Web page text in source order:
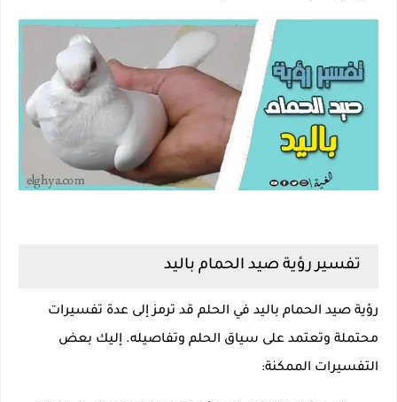
تفسير رؤية صيد الحمام باليد
رؤية صيد الحمام باليد في الحلم قد ترمز إلى عدة تفسيرات
محتملة وتعتمد على سياق الحلم وتفاصيله. إليك بعض
التفسيرات الممكنة: